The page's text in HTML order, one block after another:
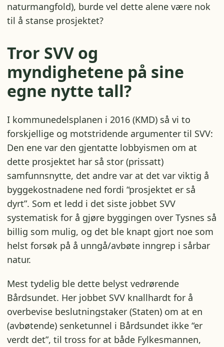
naturmangfold), burde vel dette alene være nok
til å stanse prosjektet?
Tror SVV og
myndighetene på sine
egne nytte tall?
I kommunedelsplanen i 2016 (KMD) så vi to
forskjellige og motstridende argumenter til SVV:
Den ene var den gjentatte lobbyismen om at
dette prosjektet har så stor (prissatt)
samfunnsnytte, det andre var at det var viktig å
byggekostnadene ned fordi “prosjektet er så
dyrt”. Som et ledd i det siste jobbet SVV
systematisk for å gjøre byggingen over Tysnes så
billig som mulig, og det ble knapt gjort noe som
helst forsøk på å unngå/avbøte inngrep i sårbar
natur.
Mest tydelig ble dette belyst vedrørende
Bårdsundet. Her jobbet SVV knallhardt for å
overbevise beslutningstaker (Staten) om at en
(avbøtende) senketunnel i Bårdsundet ikke “er
verdt det”, til tross for at både Fylkesmannen,